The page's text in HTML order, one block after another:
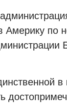
Америку по
в